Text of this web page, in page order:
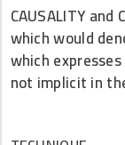
CAUSALITY
which would
which
not implicit in